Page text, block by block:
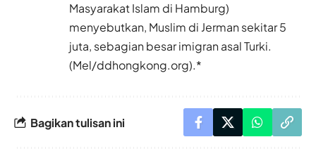
Masyarakat Islam di Hamburg)
menyebutkan, Muslim di Jerman sekitar 5
juta, sebagian besar imigran asal Turki.
(Mel/ddhongkong.org).*
Bagikan tulisan ini